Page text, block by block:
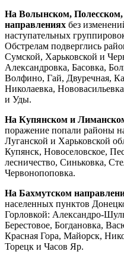
На Волынском,
направлениях без
наступательных
Обстрелам подверглись
Сумской, Харьковской и
Александровка, Басовка,
Волфино, Гай, Двуречная,
Николаевка,
и Уды.
На Купянском и
поражение попали районы
Луганской и Харьковской
Купянск, Новоселовское,
лесничество, Синьковка,
Червонопоповка.
На Бахмутском
населенных пунктов
Горловкой: Александро-
Берестовое, Богдановка,
Красная Гора, Майорск,
Торецк и Часов Яр.